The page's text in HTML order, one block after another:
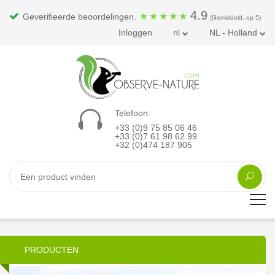
Geverifieerde beoordelingen. ★ ★ ★ ★ ★ 4.9 (Gemiddeld, op 5)
Inloggen nl NL - Holland
Telefoon:
+33 (0)9 75 85 06 46
+33 (0)7 61 98 62 99
+32 (0)474 187 905
PRODUCTEN